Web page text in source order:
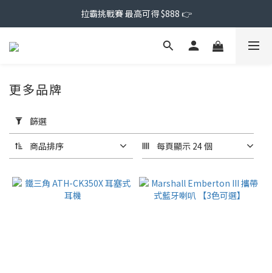
拉霸挑戰賽 最高可得 $888 👉
用
篩
選
(0/20)
價格
更多品牌
篩選
商品排序 每頁顯示 24 個